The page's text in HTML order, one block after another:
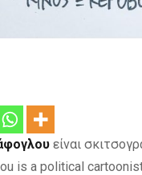
είναι
is a political